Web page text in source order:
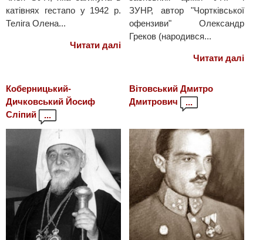
катівнях гестапо у 1942 р.
Теліга Олена...
Читати далі
ЗУНР, автор "Чортківської
офензиви" Олександр
Греков (народився...
Читати далі
Коберницький-
Дичковський Йосиф
Сліпий
...
Вітовський Дмитро
Дмитрович
...